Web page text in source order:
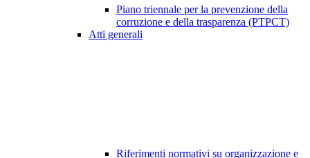
Piano triennale per la prevenzione della
corruzione e della trasparenza (PTPCT)
Atti generali
Riferimenti normativi su organizzazione e